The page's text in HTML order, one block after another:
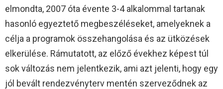
elmondta, 2007 óta évente 3-4 alkalommal tartanak
hasonló egyeztető megbeszéléseket, amelyeknek a
célja a programok összehangolása és az ütközések
elkerülése. Rámutatott, az előző évekhez képest túl
sok változás nem jelentkezik, ami azt jelenti, hogy egy
jól bevált rendezvényterv mentén szerveződnek az